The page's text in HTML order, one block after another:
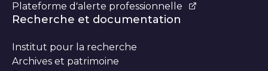
Plateforme d’alerte professionnelle
Recherche et documentation
Institut pour la recherche
Archives et patrimoine